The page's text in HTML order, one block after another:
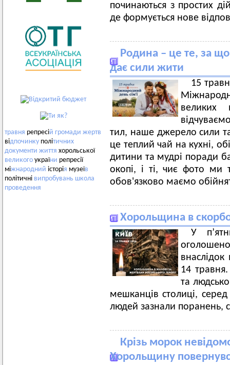
травня репресій громади жертв
відпочинку політичних
документи життя хорольської
великого україни репресії
міжнародний історія музеїв
політичні випробувань школа
проведення
починаються з простих
де формується нове
Родина – це те, за
дає сили жити
15
великих
тил, наше джерело сили
це теплий чай на кухні,
дитини та мудрі поради
окопі, і ті, чиє фото ми
обов'язково маємо
Хорольщина в
У
внаслідок
14
та
мешканців столиці,
людей зазнали поранень,
Крізь морок
Хорольщину